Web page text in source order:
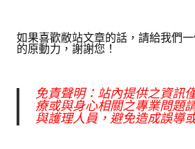
如果喜歡敝站文章的話，請給我們
的原動力，謝謝您！
免責聲明：站內提供之資訊
療或與身心相關之專業問題
與護理人員，避免造成誤導